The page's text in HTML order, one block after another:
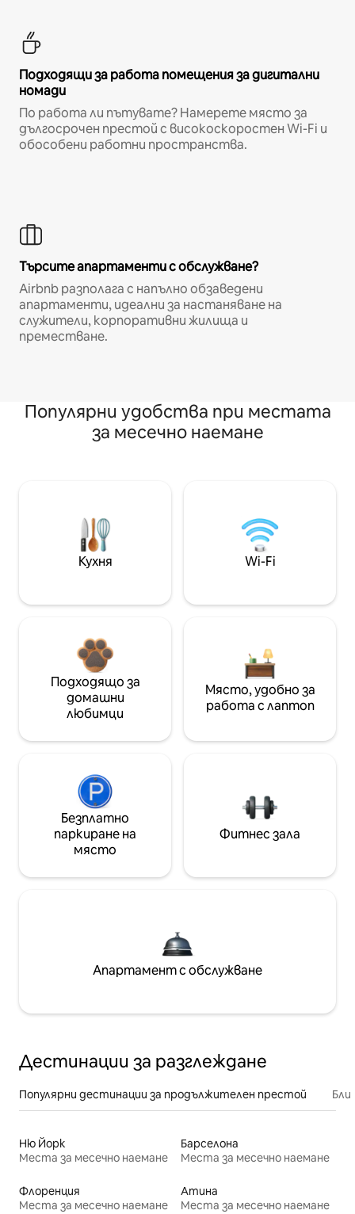
Подходящи за работа помещения за дигитални
номади
По работа ли пътувате? Намерете място за
дългосрочен престой с високоскоростен Wi-Fi и
обособени работни пространства.
Търсите апартаменти с обслужване?
Airbnb разполага с напълно обзаведени
апартаменти, идеални за настаняване на
служители, корпоративни жилища и
преместване.
Популярни удобства при местата
за месечно наемане
Кухня Wi-Fi
Подходящо за
домашни
любимци
Място, удобно за
работа с лаптоп
Безплатно
паркиране на
място
Фитнес зала
Апартамент с обслужване
Дестинации за разглеждане
Популярни дестинации за продължителен престой
Ню Йорк
Места за месечно наемане
Барселона
Места за месечно наемане
Флоренция
Места за месечно наемане
Атина
Места за месечно наемане